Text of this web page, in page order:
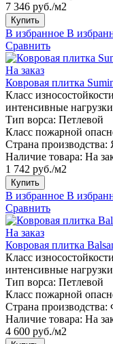
7 346 руб./м2
Купить
В избранное В
Сравнить
На заказ
Ковровая плитка
Класс
интенсивные нагрузки
Тип ворса: Петлевой
Класс пожарной
Страна производства:
Наличие товара: На
1 742 руб./м2
Купить
В избранное В
Сравнить
На заказ
Ковровая плитка
Класс
интенсивные нагрузки
Тип ворса: Петлевой
Класс пожарной
Страна производства:
Наличие товара: На
4 600 руб./м2